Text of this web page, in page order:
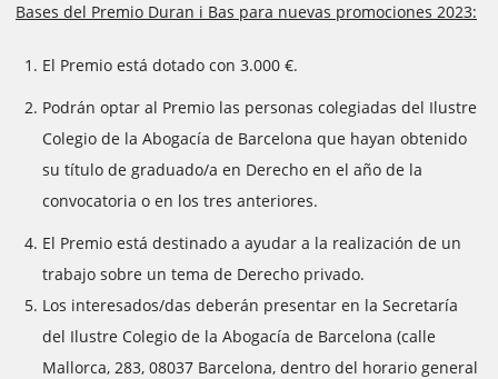
Bases del Premio Duran i Bas para nuevas promociones 2023:
El Premio está dotado con 3.000 €.
Podrán optar al Premio las personas colegiadas del Ilustre
Colegio de la Abogacía de Barcelona que hayan obtenido
su título de graduado/a en Derecho en el año de la
convocatoria o en los tres anteriores.
El Premio está destinado a ayudar a la realización de un
trabajo sobre un tema de Derecho privado.
Los interesados/das ​​deberán presentar en la Secretaría
del Ilustre Colegio de la Abogacía de Barcelona (calle
Mallorca, 283, 08037 Barcelona, dentro del horario general